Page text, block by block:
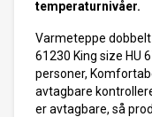
temperaturnivåer.
Varmeteppe dobbelt
61230 King size HU
personer,
avtagbare
er avtagbare, så